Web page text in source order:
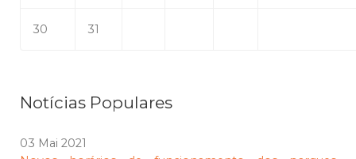
30 31
Notícias Populares
03 Mai 2021